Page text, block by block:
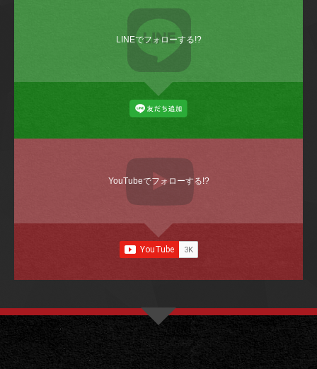
LINEでフォローする!?
YouTubeでフォローする!?